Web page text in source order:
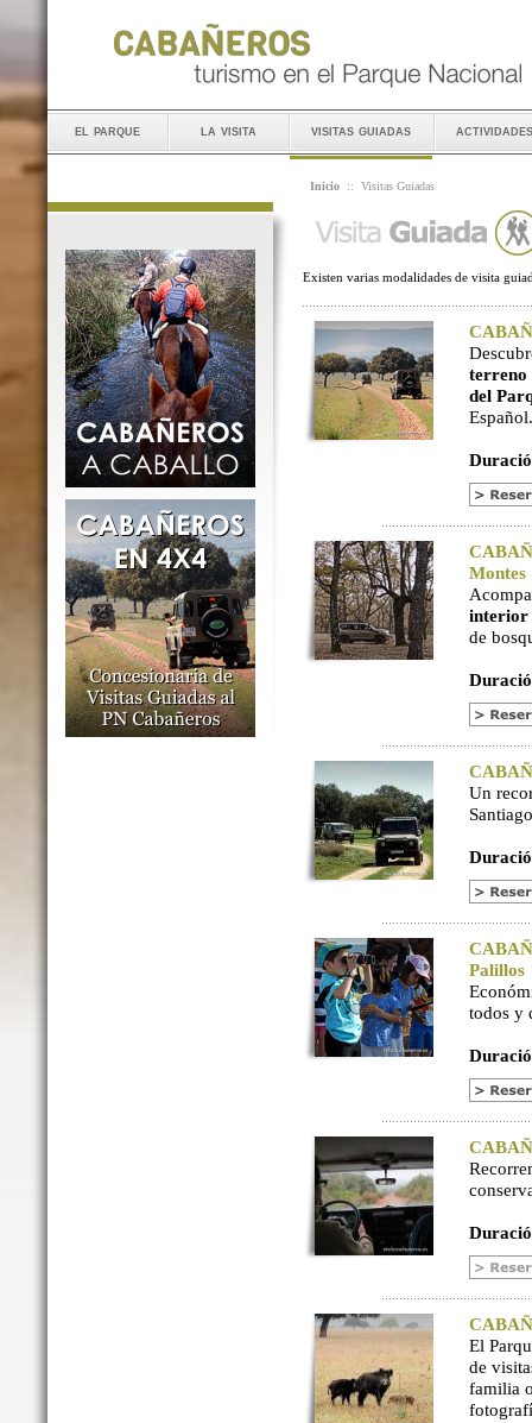
el parque la visita visitas guiadas actividades
Inicio :: Visitas Guiadas
Existen varias modalidades de visita
terreno
del
Español.
Montes
interior
de
Un
Palillos
todos y
El
de
familia